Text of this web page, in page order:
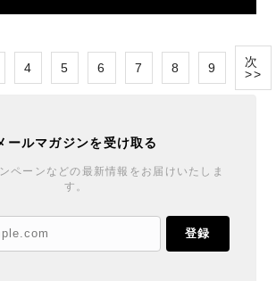
4 5 6 7 8 9
次
>>
ールマガジンを受け取る
ペーンなどの最新情報をお届けいたしま
す。
登録